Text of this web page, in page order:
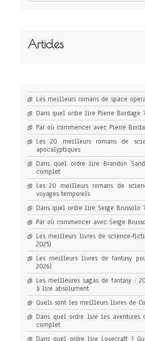
Articles
Les meilleurs romans de space
Dans quel ordre lire Pierre Bordage ?
Par où commencer avec Pierre
Les 20 meilleurs romans de
apocalyptiques
Dans quel ordre lire Brandon
complet
Les 20 meilleurs romans de
voyages temporels
Dans quel ordre lire Serge Brussolo ?
Par où commencer avec Serge
Les meilleurs livres de science-
2025)
Les meilleurs livres de fantasy
2026)
Les meilleures sagas de fantasy :
à lire absolument
Quels sont les meilleurs livres de
Dans quel ordre lire les aventures
complet
Dans quel ordre lire Lovecraft ?